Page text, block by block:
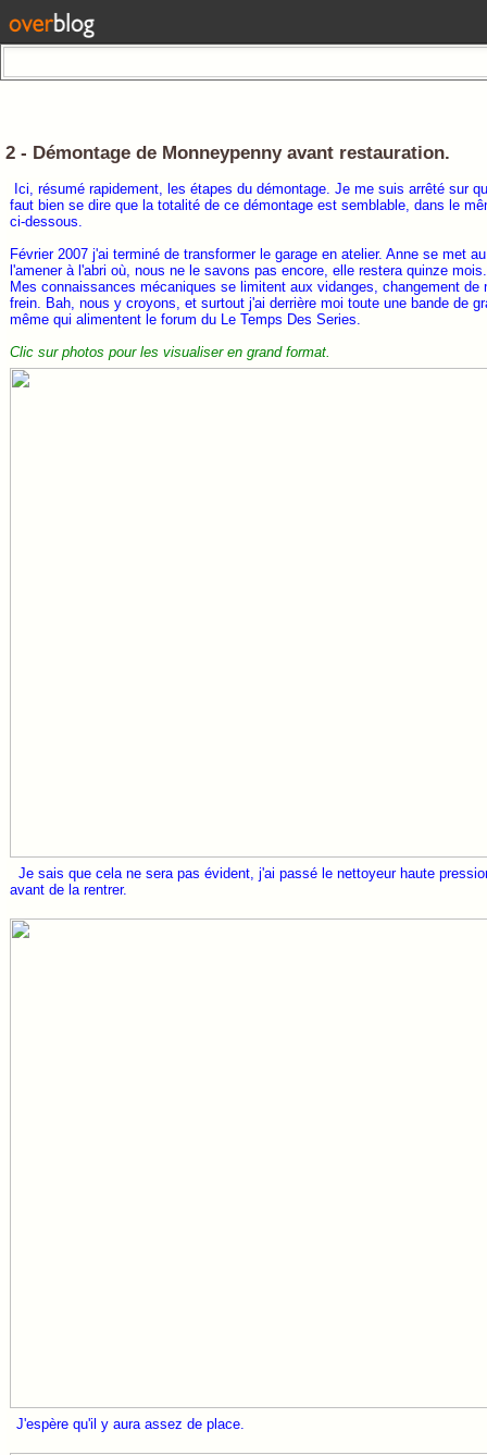
2 - Démontage de Monneypenny avant restauration.
Ici, résumé rapidement, les étapes du démontage. Je me suis arrêté sur
faut bien se dire que la totalité de ce démontage est semblable, dans le
ci-dessous.
Février 2007 j'ai terminé de transformer le garage en atelier. Anne se met
l'amener à l'abri où, nous ne le savons pas encore, elle restera quinze mois.
Mes connaissances mécaniques se limitent aux vidanges, changement de
frein. Bah, nous y croyons, et surtout j'ai derrière moi toute une bande de
même qui alimentent le forum du Le Temps Des Series.
Clic sur photos pour les visualiser en grand format.
Je sais que cela ne sera pas évident, j'ai passé le nettoyeur haute
avant de la rentrer.
J'espère qu'il y aura assez de place.